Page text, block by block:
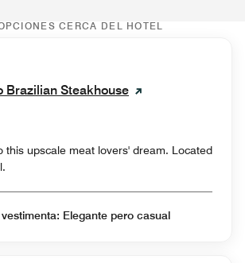
CERCA DEL HOTEL
Brazilian Steakhouse
this upscale meat lovers' dream. Located
Elegante pero casual